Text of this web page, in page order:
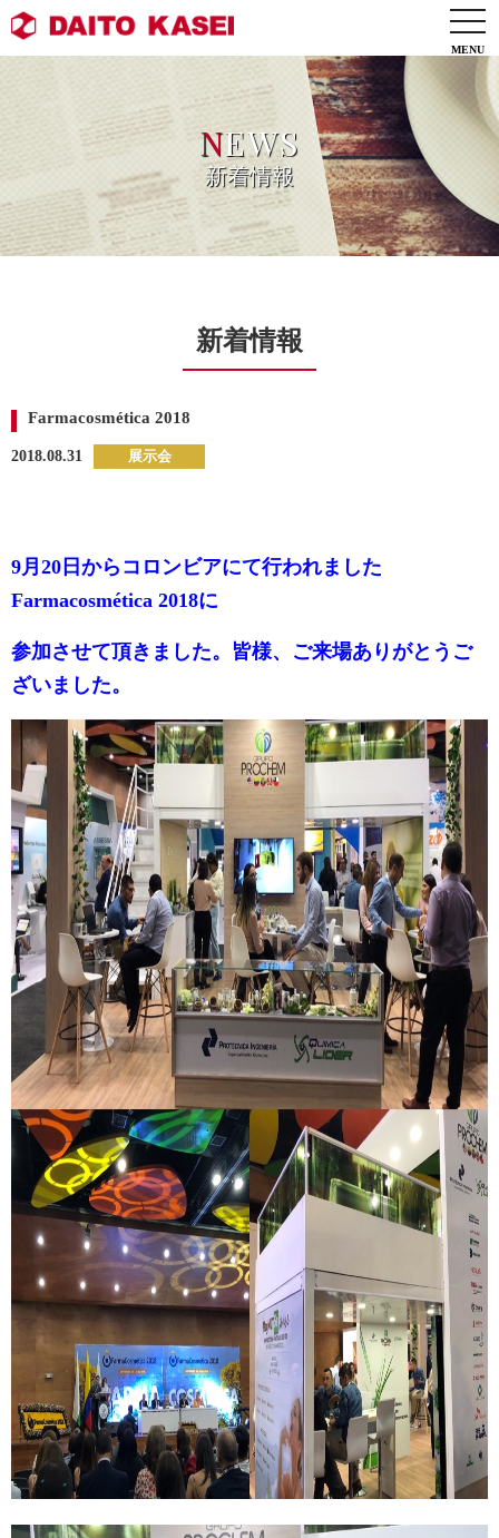
NEWS
新着情報
新着情報
Farmacosmética 2018
2018.08.31
9月20日からコロンビアにて行われました
Farmacosmética​ 2018に
参加させて頂きました。皆様、ご来場ありがとうご
ざいました。